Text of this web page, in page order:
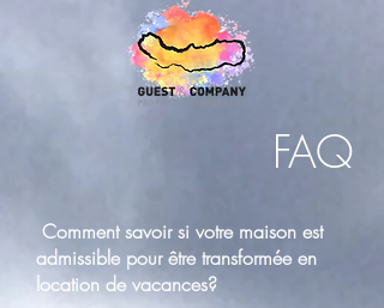
FAQ
Comment savoir si votre maison est
admissible pour être transformée en
location de vacances?